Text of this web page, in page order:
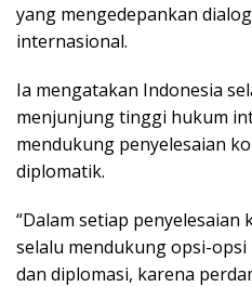
yang mengedepankan
internasional.
Ia mengatakan Indonesia
menjunjung tinggi hukum
mendukung penyelesaian
diplomatik.
“Dalam setiap penyelesaian
selalu mendukung opsi-
dan diplomasi, karena